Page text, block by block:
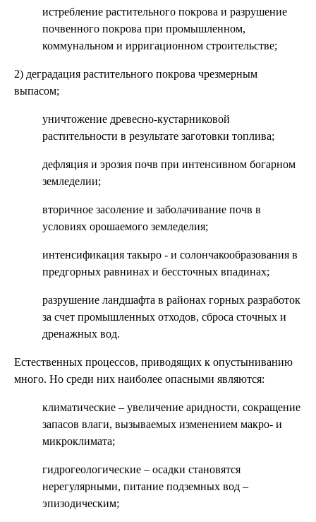
истребление растительного покрова и разрушение
почвенного покрова при промышленном,
коммунальном и ирригационном строительстве;
2) деградация растительного покрова чрезмерным
выпасом;
уничтожение древесно-кустарниковой
растительности в результате заготовки топлива;
дефляция и эрозия почв при интенсивном богарном
земледелии;
вторичное засоление и заболачивание почв в
условиях орошаемого земледелия;
интенсификация такыро - и солончакообразования в
предгорных равнинах и бессточных впадинах;
разрушение ландшафта в районах горных разработок
за счет промышленных отходов, сброса сточных и
дренажных вод.
Естественных процессов, приводящих к опустыниванию
много. Но среди них наиболее опасными являются:
климатические – увеличение аридности, сокращение
запасов влаги, вызываемых изменением макро- и
микроклимата;
гидрогеологические – осадки становятся
нерегулярными, питание подземных вод –
эпизодическим;